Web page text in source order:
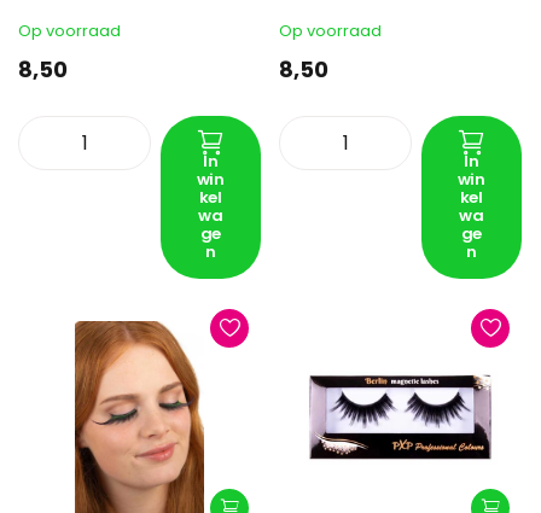
Op voorraad
8,50
In
win
kel
wa
ge
n
Op voorraad
8,50
In
win
kel
wa
ge
n